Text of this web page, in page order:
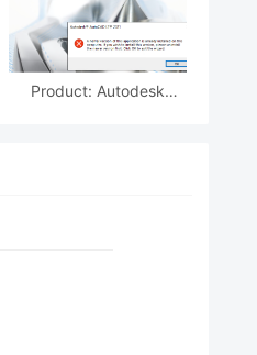
Product: Autodesk